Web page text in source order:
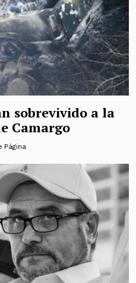
sobrevivido a la
Camargo
Página